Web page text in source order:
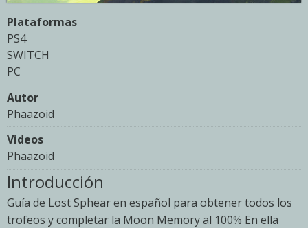
Plataformas
PS4
SWITCH
PC
Autor
Phaazoid
Videos
Phaazoid
Introducción
Guía de Lost Sphear en español para obtener todos los
trofeos y completar la Moon Memory al 100% En ella